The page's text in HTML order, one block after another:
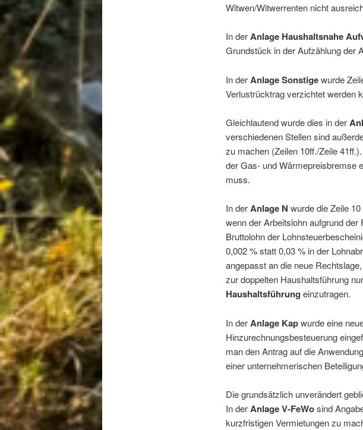
Witwen/Witwerrenten nicht
In derAnlage Haushaltsnahe
Grundstück in der Aufzählung der
In derAnlage Sonstigewurde
Verlustrücktrag verzichtet werden
Gleichlautend wurde dies in der
verschiedenen Stellen sind
zu machen (Zeilen 10ff./Zeile
der Gas- und Wärmepreisbremse
muss.
In derAnlage N wurde die Zeile
wenn der Arbeitslohn aufgrund
Bruttolohn der
0,002 % statt 0,03 % in der
angepasst an die neue
zur doppelten Haushaltsführung
Haushaltsführung einzutragen.
In derAnlage Kapwurde eine
Hinzurechnungsbesteuerung
man den Antrag auf die
einer unternehmerischen
Die grundsätzlich unverändert
In derAnlage V-FeWosind
kurzfristigen Vermietungen zu